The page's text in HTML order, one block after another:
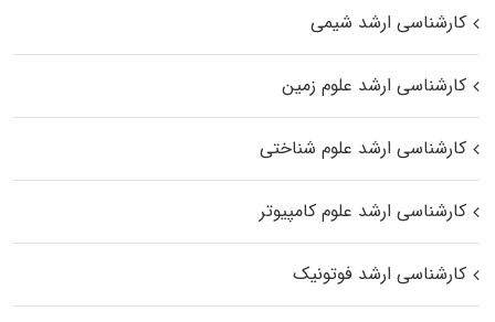
کارشناسی ارشد شیمی
کارشناسی ارشد علوم زمین
کارشناسی ارشد علوم شناختی
کارشناسی ارشد علوم کامپیوتر
کارشناسی ارشد فوتونیک